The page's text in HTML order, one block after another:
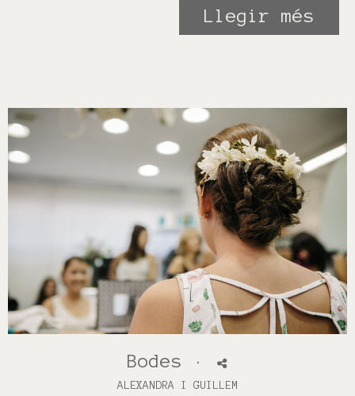
Llegir més
Bodes ·
ALEXANDRA I GUILLEM